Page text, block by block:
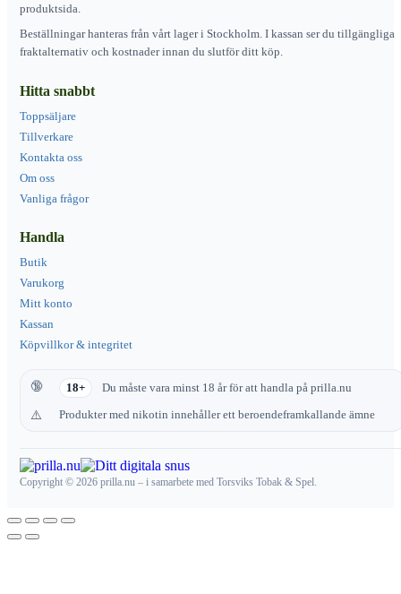
produktsida.
Beställningar hanteras från vårt lager i Stockholm. I kassan ser du tillgängliga
fraktalternativ och kostnader innan du slutför ditt köp.
Hitta snabbt
Toppsäljare
Tillverkare
Kontakta oss
Om oss
Vanliga frågor
Handla
Butik
Varukorg
Mitt konto
Kassan
Köpvillkor & integritet
18+ Du måste vara minst 18 år för att handla på prilla.nu
Produkter med nikotin innehåller ett beroendeframkallande ämne
Copyright © 2026 prilla.nu – i samarbete med Torsviks Tobak & Spel.